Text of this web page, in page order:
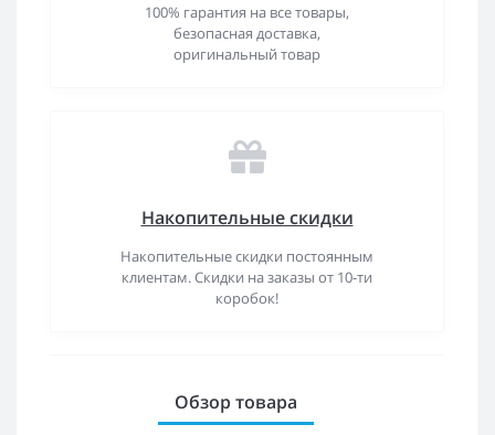
100% гарантия на все товары,
безопасная доставка,
оригинальный товар
Накопительные скидки
Накопительные скидки постоянным
клиентам. Скидки на заказы от 10-ти
коробок!
Обзор товара